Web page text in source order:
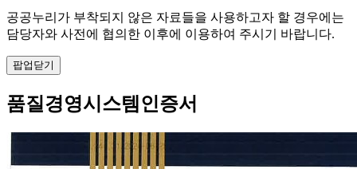
공공누리가 부착되지 않은 자료들을 사용하고자 할 경우에는
담당자와 사전에 협의한 이후에 이용하여 주시기 바랍니다.
팝업닫기
품질경영시스템인증서